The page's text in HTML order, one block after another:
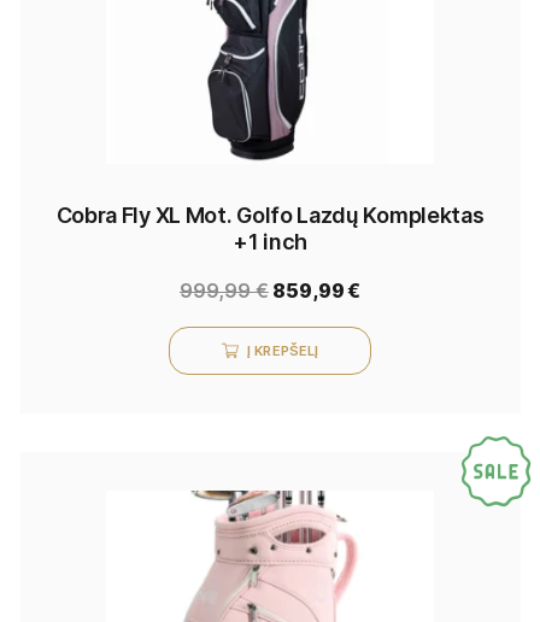
Cobra Fly XL Mot. Golfo Lazdų Komplektas
+1 inch
999,99€ 859,99€
Į KREPŠELĮ